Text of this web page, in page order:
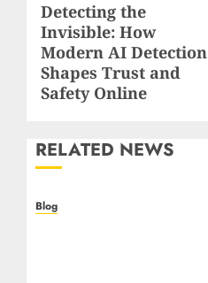
Next
post:
Detecting the
Invisible: How
Modern AI Detection
Shapes Trust and
Safety Online
RELATED NEWS
Blog